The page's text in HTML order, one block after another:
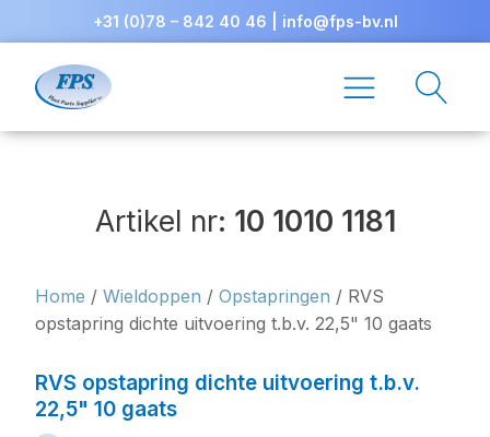
+31 (0)78 – 842 40 46 info@fps-bv.nl
Artikel nr: 10 1010 1181
Home / Wieldoppen / Opstapringen / RVS
opstapring dichte uitvoering t.b.v. 22,5" 10 gaats
RVS opstapring dichte uitvoering t.b.v.
22,5" 10 gaats